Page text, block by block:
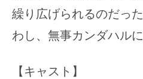
繰り広げられるのだっ
わし、無事カンダハル
【キャスト】